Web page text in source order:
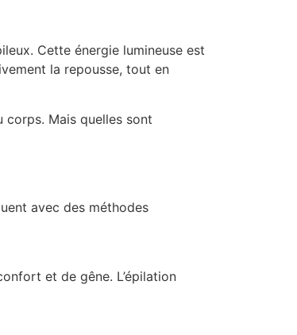
Cette énergie lumineuse est
la repousse, tout en
corps. Mais quelles sont
avec des méthodes
et de gêne. L’épilation